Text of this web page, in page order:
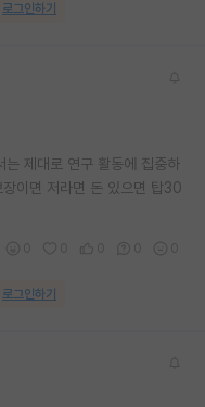
로그인하기
제대로 연구 활동에 집중하
이면 저라면 돈 있으면 탑30
로그인하기